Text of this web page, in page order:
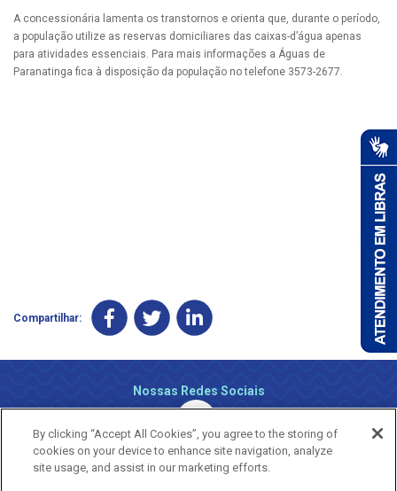
A concessionária lamenta os transtornos e orienta que, durante o período,
a população utilize as reservas domiciliares das caixas-d’água apenas
para atividades essenciais. Para mais informações a Águas de
Paranatinga fica à disposição da população no telefone 3573-2677.
Compartilhar:
Nossas Redes Sociais
By clicking “Accept All Cookies”, you agree to the storing of
cookies on your device to enhance site navigation, analyze
site usage, and assist in our marketing efforts.